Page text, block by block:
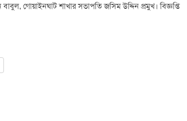
গোয়াইনঘাট শাখার সভাপতি জসিম উদ্দিন প্রমুখ। বিজ্ঞপ্তি